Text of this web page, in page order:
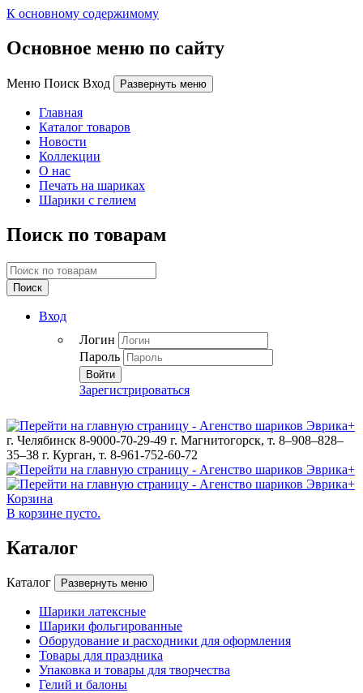
К основному содержимому
Основное меню по сайту
Меню Поиск Вход Развернуть меню
Главная
Каталог товаров
Новости
Коллекции
О нас
Печать на шариках
Шарики с гелием
Поиск по товарам
Поиск
Вход
Логин
Пароль
Войти
Зарегистрироваться
г. Челябинск 8-9000-70-29-49 г. Магнитогорск, т. 8–908–828–
35–38 г. Курган, т. 8-961-752-60-72
Корзина
В корзине пусто.
Каталог
Каталог Развернуть меню
Шарики латексные
Шарики фольгированные
Оборудование и расходники для оформления
Товары для праздника
Упаковка и товары для творчества
Гелий и балоны